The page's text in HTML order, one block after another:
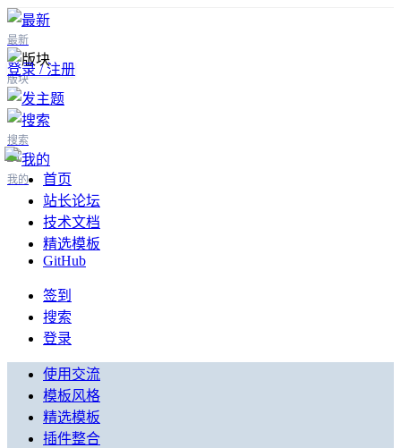
最新
版块
搜索
我的
登录 / 注册
首页
站长论坛
技术文档
精选模板
GitHub
签到
搜索
登录
使用交流
模板风格
精选模板
插件整合